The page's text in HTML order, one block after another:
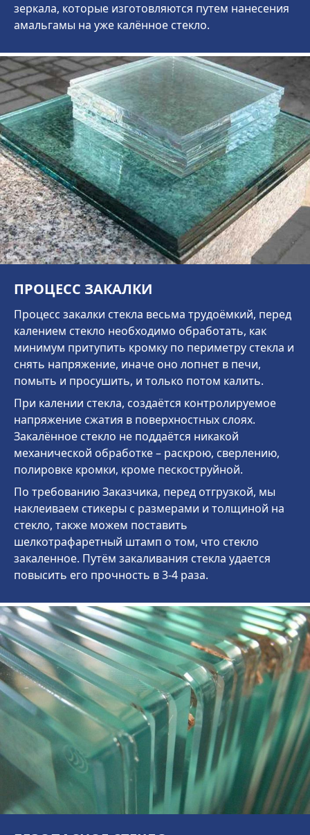
зеркала, которые изготовляются путем нанесения
амальгамы на уже калённое стекло.
ПРОЦЕСС ЗАКАЛКИ
Процесс закалки стекла весьма трудоёмкий, перед
калением стекло необходимо обработать, как
минимум притупить кромку по периметру стекла и
снять напряжение, иначе оно лопнет в печи,
помыть и просушить, и только потом калить.
При калении стекла, создаётся контролируемое
напряжение сжатия в поверхностных слоях.
Закалённое стекло не поддаётся никакой
механической обработке – раскрою, сверлению,
полировке кромки, кроме пескоструйной.
По требованию Заказчика, перед отгрузкой, мы
наклеиваем стикеры с размерами и толщиной на
стекло, также можем поставить
шелкотрафаретный штамп о том, что стекло
закаленное. Путём закаливания стекла удается
повысить его прочность в 3-4 раза.